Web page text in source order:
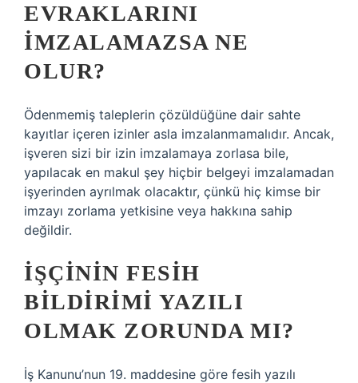
EVRAKLARINI
IMZALAMAZSA NE
OLUR?
Ödenmemiş taleplerin çözüldüğüne dair sahte
kayıtlar içeren izinler asla imzalanmamalıdır. Ancak,
işveren sizi bir izin imzalamaya zorlasa bile,
yapılacak en makul şey hiçbir belgeyi imzalamadan
işyerinden ayrılmak olacaktır, çünkü hiç kimse bir
imzayı zorlama yetkisine veya hakkına sahip
değildir.
İŞÇININ FESIH
BILDIRIMI YAZILI
OLMAK ZORUNDA MI?
İş Kanunu’nun 19. maddesine göre fesih yazılı